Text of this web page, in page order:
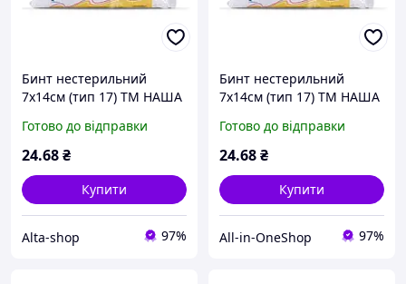
Бинт нестерильний
7х14см (тип 17) ТМ НАША
Готово до відправки
24.68₴
Купити
Alta-shop 97%
Бинт нестерильний
7х14см (тип 17) ТМ НАША
Готово до відправки
24.68₴
Купити
All-in-OneShop 97%